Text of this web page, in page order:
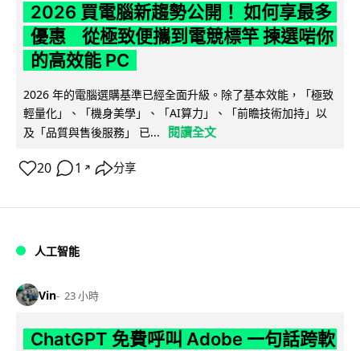
2026 買電腦新趨勢公開！ 如何享最多
優惠 從極致便攜到電競標竿 揀選啱你
的高效能 PC
2026 年的電腦選購基準已經全面升級。除了基本效能，「極致
輕量化」、「機身美學」、「AI算力」、「前瞻技術加持」以
及「品質與售後服務」 已...
閱讀全文
20 1 ↗ 分享
人工智能
Vin 23 小時
ChatGPT 免費呼叫 Adobe 一句話跨軟